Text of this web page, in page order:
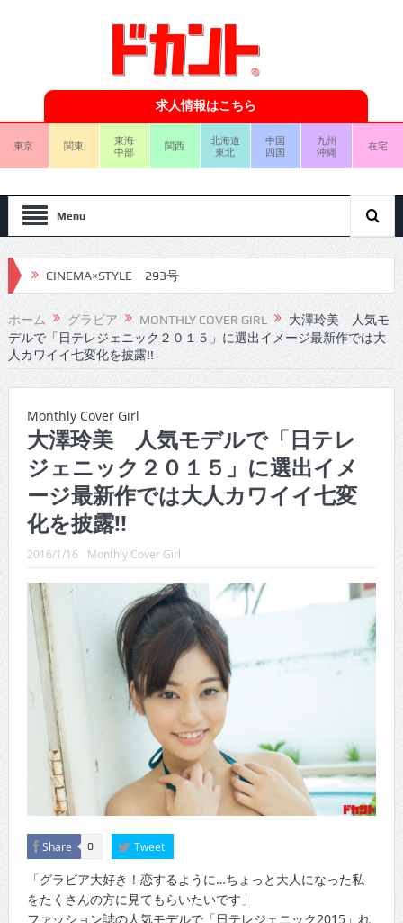
求人情報はこちら
東京 関東
東海
中部
関西
北海道
東北
中国
四国
九州
沖縄
在宅
Menu
CINEMA×STYLE 293号
CINEMA×STYLE 292号
CINEMA×STYLE 291号
CINEMA×STYLE 290号
CINEMA×STYLE 289号
CINEMA×STYLE 288号
CINEMA×STYLE 287号
CINEMA×STYLE 286号
CINEMA×STYLE 285号
CINEMA×STYLE 294号
ホーム グラビア MONTHLY COVER GIRL
大澤玲美 人気モ
デルで「日テレジェニック２０１５」に選出イメージ最新作では大
人カワイイ七変化を披露!!
Monthly Cover Girl
大澤玲美 人気モデルで「日テレ
ジェニック２０１５」に選出イメ
ージ最新作では大人カワイイ七変
化を披露!!
2016/1/16 Monthly Cover Girl
Share 0 Tweet
「グラビア大好き！恋するように…ちょっと大人になった私
をたくさんの方に見てもらいたいです」
ファッション誌の人気モデルで「日テレジェニック2015」れ